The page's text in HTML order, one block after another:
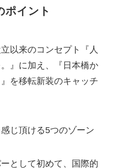
ポイント
以来のコンセプト『人
』に加え、『日本橋か
を移転新装のキャッチ
じ頂ける5つのゾーン
として初めて、国際的